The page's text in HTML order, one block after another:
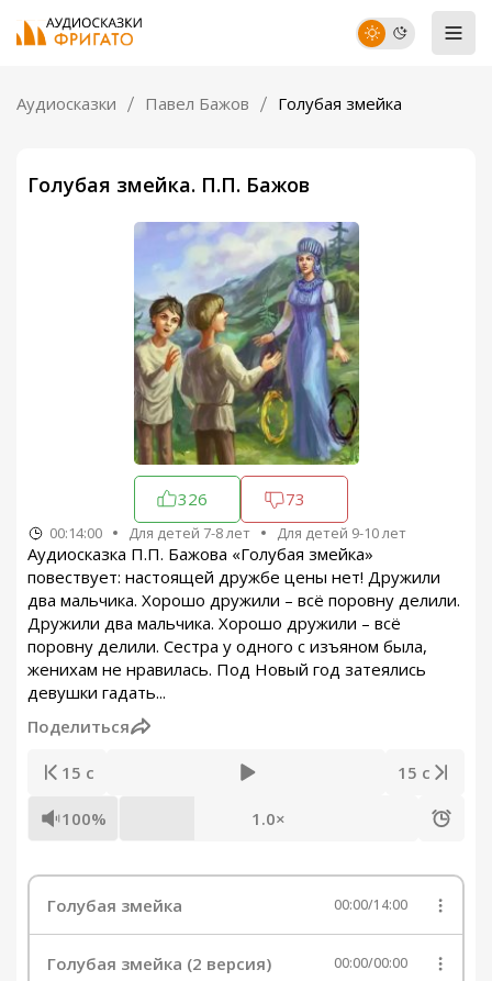
Аудиосказки Павел Бажов Голубая змейка
Голубая змейка. П.П. Бажов
326 73
00:14:00 Для детей 7-8 лет Для детей 9-10 лет
Аудиосказка П.П. Бажова «Голубая змейка»
повествует: настоящей дружбе цены нет! Дружили
два мальчика. Хорошо дружили – всё поровну делили.
Дружили два мальчика. Хорошо дружили – всё
поровну делили. Сестра у одного с изъяном была,
женихам не нравилась. Под Новый год затеялись
девушки гадать...
Поделиться
15 с 15 с
100% 1.0×
Голубая змейка 00:00/14:00
Голубая змейка (2 версия) 00:00/00:00